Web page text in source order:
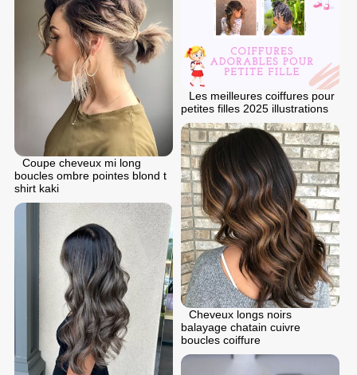
Les meilleures coiffures pour
petites filles 2025 illustrations
Coupe cheveux mi long
boucles ombre pointes blond t
shirt kaki
Cheveux longs noirs
balayage chatain cuivre
boucles coiffure